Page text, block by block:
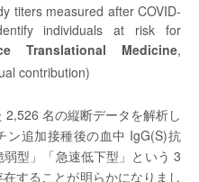
titers measured after COVID-
individuals at risk for
Translational Medicine,
contribution)
名の縦断データを解析し
ン追加接種後の血中 IgG(S)抗
型」「急速低下型」という 3
することが明らかになりまし